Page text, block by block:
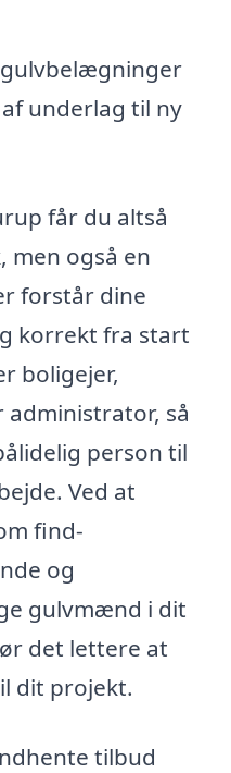
gulvbelægninger
underlag til ny
får du altså
men også en
forstår dine
korrekt fra start
boligejer,
så
person til
Ved at
find-
og
gulvmænd i dit
det lettere at
dit projekt.
tilbud